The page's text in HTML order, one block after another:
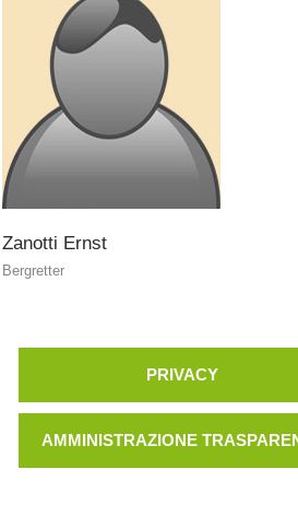
Zanotti Ernst
Bergretter
PRIVACY
AMMINISTRAZIONE